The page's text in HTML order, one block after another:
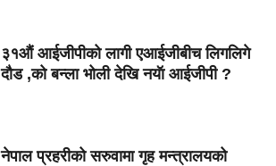
३१औं आईजीपीको लागी एआईजीबीच लिगलिगे
दौड ,को बन्ला भोली देखि नयॅा आईजीपी ?
नेपाल प्रहरीको सरुवामा गृह मन्त्रालयको